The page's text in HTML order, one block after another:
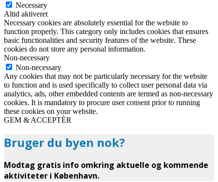
Necessary
Altid aktiveret
Necessary cookies are absolutely essential for the website to
function properly. This category only includes cookies that ensures
basic functionalities and security features of the website. These
cookies do not store any personal information.
Non-necessary
Non-necessary
Any cookies that may not be particularly necessary for the website
to function and is used specifically to collect user personal data via
analytics, ads, other embedded contents are termed as non-necessary
cookies. It is mandatory to procure user consent prior to running
these cookies on your website.
GEM & ACCEPTÈR
Bruger du byen nok?
Modtag gratis info omkring aktuelle og kommende
aktiviteter i København.